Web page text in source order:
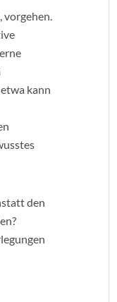
vorgehen.
kann
den